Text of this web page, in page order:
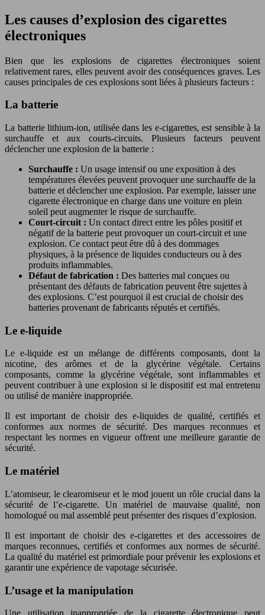
Les causes d’explosion des cigarettes
électroniques
Bien que les explosions de cigarettes électroniques soient
relativement rares, elles peuvent avoir des conséquences graves. Les
causes principales de ces explosions sont liées à plusieurs facteurs :
La batterie
La batterie lithium-ion, utilisée dans les e-cigarettes, est sensible à la
surchauffe et aux courts-circuits. Plusieurs facteurs peuvent
déclencher une explosion de la batterie :
Surchauffe : Un usage intensif ou une exposition à des
températures élevées peuvent provoquer une surchauffe de la
batterie et déclencher une explosion. Par exemple, laisser une
cigarette électronique en charge dans une voiture en plein
soleil peut augmenter le risque de surchauffe.
Court-circuit : Un contact direct entre les pôles positif et
négatif de la batterie peut provoquer un court-circuit et une
explosion. Ce contact peut être dû à des dommages
physiques, à la présence de liquides conducteurs ou à des
produits inflammables.
Défaut de fabrication : Des batteries mal conçues ou
présentant des défauts de fabrication peuvent être sujettes à
des explosions. C’est pourquoi il est crucial de choisir des
batteries provenant de fabricants réputés et certifiés.
Le e-liquide
Le e-liquide est un mélange de différents composants, dont la
nicotine, des arômes et de la glycérine végétale. Certains
composants, comme la glycérine végétale, sont inflammables et
peuvent contribuer à une explosion si le dispositif est mal entretenu
ou utilisé de manière inappropriée.
Il est important de choisir des e-liquides de qualité, certifiés et
conformes aux normes de sécurité. Des marques reconnues et
respectant les normes en vigueur offrent une meilleure garantie de
sécurité.
Le matériel
L’atomiseur, le clearomiseur et le mod jouent un rôle crucial dans la
sécurité de l’e-cigarette. Un matériel de mauvaise qualité, non
homologué ou mal assemblé peut présenter des risques d’explosion.
Il est important de choisir des e-cigarettes et des accessoires de
marques reconnues, certifiés et conformes aux normes de sécurité.
La qualité du matériel est primordiale pour prévenir les explosions et
garantir une expérience de vapotage sécurisée.
L’usage et la manipulation